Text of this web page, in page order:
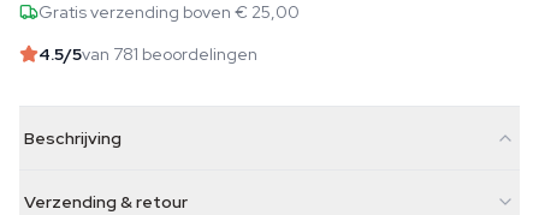
Gratis verzending boven € 25,00
4.5/5van 781 beoordelingen
Beschrijving
Verzending & retour